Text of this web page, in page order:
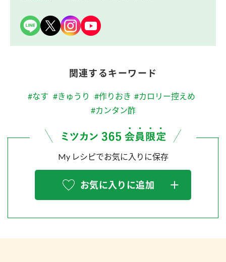
関連するキーワード
#なす #きゅうり #作りおき #カロリー控えめ
#カンタン酢
My レシピでお気に入りに保存
お気に入りに追加